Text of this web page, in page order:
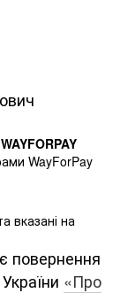
WayForPay
вказані на
повернення
«Про